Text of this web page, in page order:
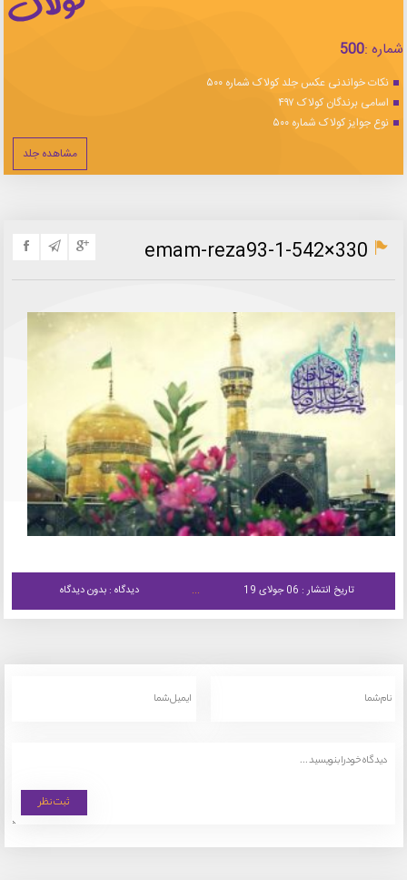
شماره :500
نکات خواندنی عکس جلد کولاک شماره ۵۰۰
اسامی برندگان کولاک ۴۹۷
نوع جوایز کولاک شماره ۵۰۰
مشاهده جلد
emam-reza93-1-542×330
تاریخ انتشار : 06 جولای 19 دیدگاه : بدون دیدگاه